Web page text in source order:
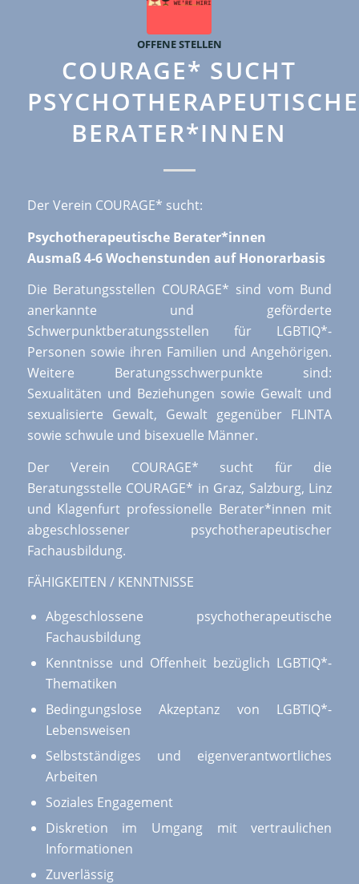
OFFENE STELLEN
COURAGE* SUCHT
PSYCHOTHERAPEUTISCHE
BERATER*INNEN
Der Verein COURAGE* sucht:
Psychotherapeutische Berater*innen
Ausmaß 4-6 Wochenstunden auf Honorarbasis
Die Beratungsstellen COURAGE* sind vom Bund
anerkannte und geförderte
Schwerpunktberatungsstellen für LGBTIQ*-
Personen sowie ihren Familien und Angehörigen.
Weitere Beratungsschwerpunkte sind:
Sexualitäten und Beziehungen sowie Gewalt und
sexualisierte Gewalt, Gewalt gegenüber FLINTA
sowie schwule und bisexuelle Männer.
Der Verein COURAGE* sucht für die
Beratungsstelle COURAGE* in Graz, Salzburg, Linz
und Klagenfurt professionelle Berater*innen mit
abgeschlossener psychotherapeutischer
Fachausbildung.
FÄHIGKEITEN / KENNTNISSE
Abgeschlossene psychotherapeutische
Fachausbildung
Kenntnisse und Offenheit bezüglich LGBTIQ*-
Thematiken
Bedingungslose Akzeptanz von LGBTIQ*-
Lebensweisen
Selbstständiges und eigenverantwortliches
Arbeiten
Soziales Engagement
Diskretion im Umgang mit vertraulichen
Informationen
Zuverlässig